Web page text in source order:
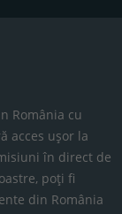
România cu
acces ușor la
în direct de
poți fi
din România